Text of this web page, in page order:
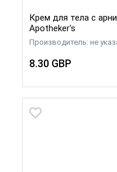
Крем для тела с
Apotheker's
Производитель: не
8.30 GBP